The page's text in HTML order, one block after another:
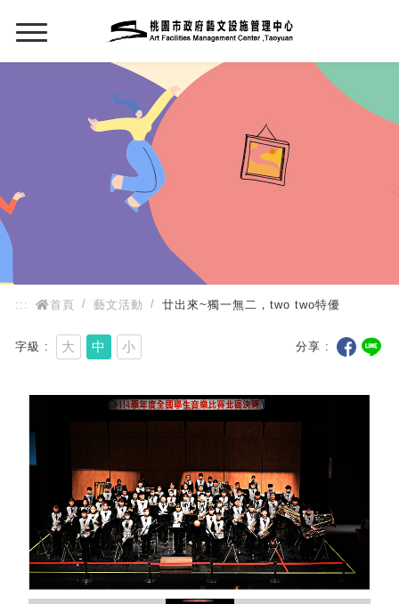
::: 首頁 藝文活動 廿出來~獨一無二，two two特優
字級 大 中 小 分享